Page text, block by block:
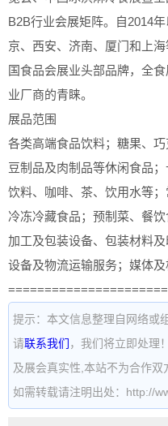
B2B行业会展矩阵。自2014
京、西安、济南、厦门和上
国食品会展业头部品牌，全
业厂商的青睐。
展品范围
各类高端食品饮料；糖果、
豆制品及肉制品等休闲食品
饮料、咖啡、茶、饮用水等
冷冻冷藏食品；预制菜、餐
加工及包装设备、包装材料
设备及物流运输服务；媒体及
提示：本文信息整理自网络或
请联系我们 ，我们将立即处理
及展会真实性,本站不为合作双
如需转载请注明出处：http://